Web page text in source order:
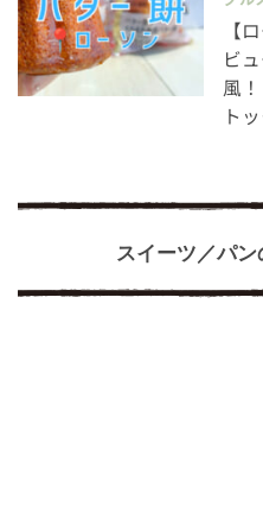
【
ビ
風
ト
スイーツ／パ